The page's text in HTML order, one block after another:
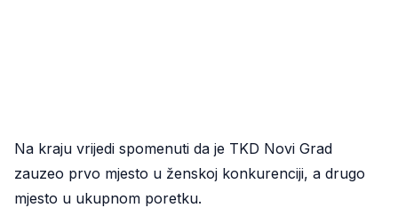
Na kraju vrijedi spomenuti da je TKD Novi Grad
zauzeo prvo mjesto u ženskoj konkurenciji, a drugo
mjesto u ukupnom poretku.